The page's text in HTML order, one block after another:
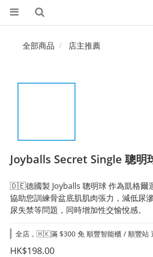
全部商品 店主推薦
Joyballs Secret Single 聰明
🇩🇪德國製 Joyballs 聰明球 作為凱格爾
協助您訓練骨盆底肌肌肉張力，減低尿
尿失禁等問題，同時增加性交愉悅感。
全店，🇭🇰滿 $300 免 順豐智能櫃 / 順豐站
HK$198.00